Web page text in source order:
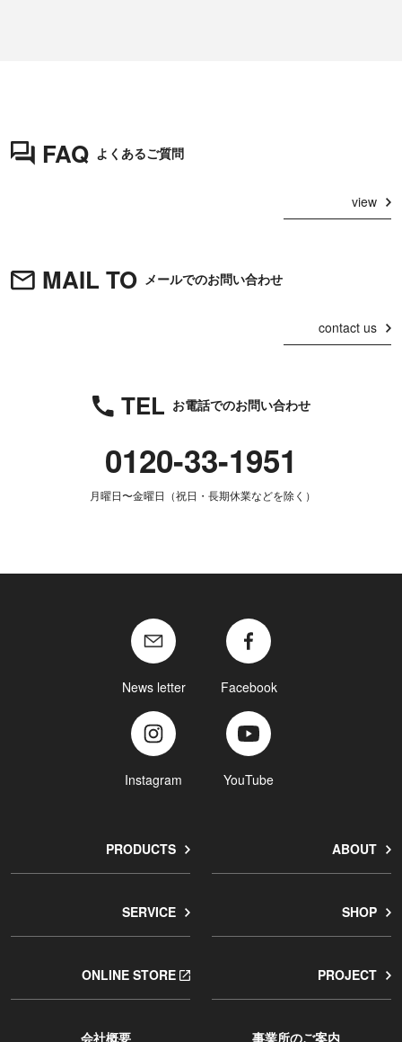
FAQ よくあるご質問
view
MAIL TO メールでのお問い合わせ
contact us
TEL お電話でのお問い合わせ
0120-33-1951
月曜日〜金曜日（祝日・長期休業などを除く）
News letter Facebook
Instagram YouTube
PRODUCTS ABOUT
SERVICE SHOP
ONLINE STORE PROJECT
会社概要 事業所のご案内